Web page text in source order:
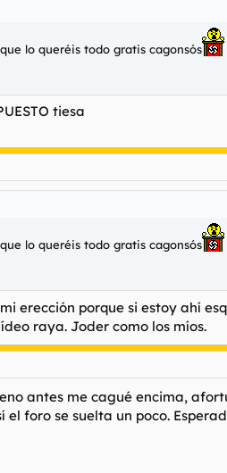
lo queréis todo gratis cagonsós
tiesa
lo queréis todo gratis cagonsós
erección porque si estoy ahí
raya. Joder como los míos.
antes me cagué encima,
foro se suelta un poco.